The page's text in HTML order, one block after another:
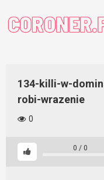
content
134-killi-w-
robi-wrazenie
0
0 / 0